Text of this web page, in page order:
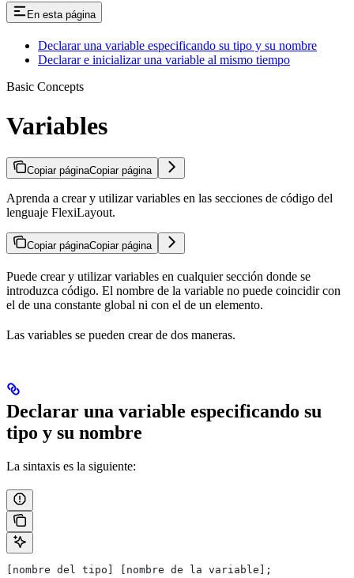
En esta página
Declarar una variable especificando su tipo y su nombre
Declarar e inicializar una variable al mismo tiempo
Basic Concepts
Variables
Copiar páginaCopiar página
Aprenda a crear y utilizar variables en las secciones de código del
lenguaje FlexiLayout.
Copiar páginaCopiar página
Puede crear y utilizar variables en cualquier sección donde se
introduzca código. El nombre de la variable no puede coincidir con
el de una constante global ni con el de un elemento.
Las variables se pueden crear de dos maneras.
Declarar una variable especificando su
tipo y su nombre
La sintaxis es la siguiente:
[nombre del tipo] [nombre de la variable];